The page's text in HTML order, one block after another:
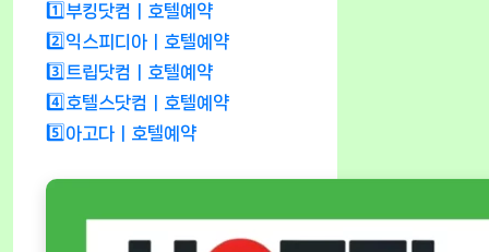
1️⃣부킹닷컴ㅣ호텔예약
2️⃣익스피디아ㅣ호텔예약
3️⃣트립닷컴ㅣ호텔예약
4️⃣호텔스닷컴ㅣ호텔예약
5️⃣아고다ㅣ호텔예약